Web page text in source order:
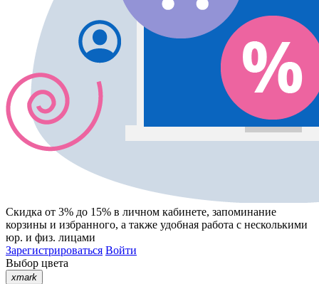
Скидка от 3% до 15% в личном кабинете, запоминание
корзины и избранного, а также удобная работа с несколькими
юр. и физ. лицами
Зарегистрироваться Войти
Выбор цвета
xmark